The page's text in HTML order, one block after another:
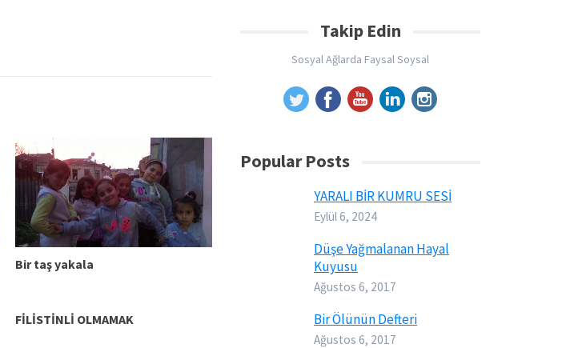
Bir taş yakala
FİLİSTİNLİ OLMAMAK
Takip Edin
Sosyal Ağlarda Faysal Soysal
Popular Posts
YARALI BİR KUMRU SESİ
Eylül 6, 2024
Düşe Yağmalanan Hayal
Kuyusu
Ağustos 6, 2017
Bir Ölünün Defteri
Ağustos 6, 2017